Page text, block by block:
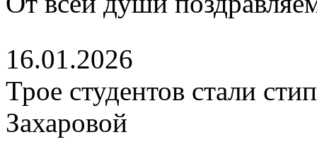
16.01.2026
Трое студентов стали
Захаровой